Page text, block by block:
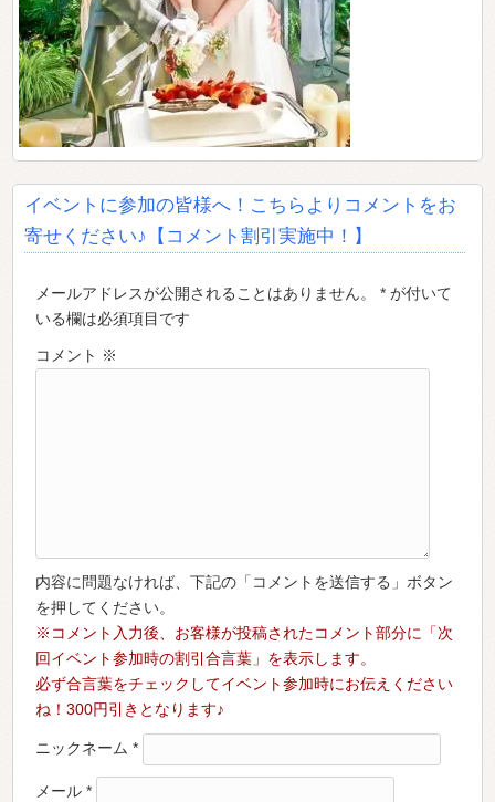
イベントに参加の皆様へ！こちらよりコメントをお
寄せください♪【コメント割引実施中！】
メールアドレスが公開されることはありません。 * が付いて
いる欄は必須項目です
コメント ※
内容に問題なければ、下記の「コメントを送信する」ボタン
を押してください。
※コメント入力後、お客様が投稿されたコメント部分に「次
回イベント参加時の割引合言葉」を表示します。
必ず合言葉をチェックしてイベント参加時にお伝えください
ね！300円引きとなります♪
ニックネーム*
メール*